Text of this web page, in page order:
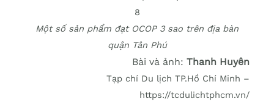
Một số sản phẩm đạt OCOP 3 sao trên địa bàn
quận Tân Phú
Bài và ảnh: Thanh Huyên
Tạp chí Du lịch TP.Hồ Chí Minh –
https://tcdulichtphcm.vn/